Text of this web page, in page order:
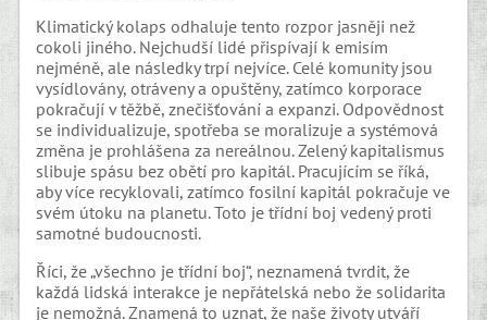
Klimatický kolaps odhaluje tento rozpor jasněji než
cokoli jiného. Nejchudší lidé přispívají k emisím
nejméně, ale následky trpí nejvíce. Celé komunity jsou
vysídlovány, otráveny a opuštěny, zatímco korporace
pokračují v těžbě, znečišťování a expanzi. Odpovědnost
se individualizuje, spotřeba se moralizuje a systémová
změna je prohlášena za nereálnou. Zelený kapitalismus
slibuje spásu bez obětí pro kapitál. Pracujícím se říká,
aby více recyklovali, zatímco fosilní kapitál pokračuje ve
svém útoku na planetu. Toto je třídní boj vedený proti
samotné budoucnosti.
Říci, že „všechno je třídní boj“, neznamená tvrdit, že
každá lidská interakce je nepřátelská nebo že solidarita
je nemožná. Znamená to uznat, že naše životy utváří